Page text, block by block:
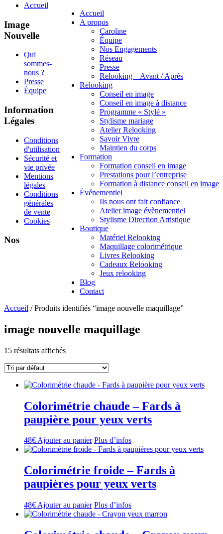
Accueil
A propos
Caroline
Équipe
Nos Engagements
Réseau
Presse
Relooking – Avant / Après
Relooking
Conseil en image
Conseil en image à distance
Programme « Stylé »
Stylisme mariage
Atelier Relooking
Savoir Vivre
Maintien du corps
Formation
Formation conseil en image
Prestations pour l’entreprise
Formation à distance conseil en image
Événementiel
Ils nous ont fait confiance
Atelier image évènementiel
Stylisme Direction Artistique
Boutique
Matériel Relooking
Maquillage colorimétrique
Livres Relooking
Cadeaux Relooking
Jeux relooking
Blog
Contact
Accueil
Accueil / Produits identifiés “image nouvelle maquillage”
image nouvelle maquillage
15 résultats affichés
Colorimétrie chaude – Fards à
paupière pour yeux verts
48€Ajouter au panier Plus d’infos
Colorimétrie froide – Fards à
paupières pour yeux verts
48€ Ajouter au panier Plus d’infos
Image
Nouvelle
Qui
sommes-
nous ?
Presse
Équipe
Information
Légales
Conditions
d'utilisation
Sécurité et
vie privée
Mentions
légales
Conditions
générales
de vente
Cookies
Nos